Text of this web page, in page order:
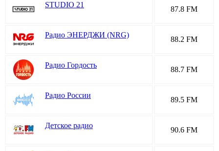
STUDIO 21
87.8 FM
Радио ЭНЕРДЖИ (NRG)
88.2 FM
Радио Гордость
88.7 FM
Радио России
89.5 FM
Детское радио
90.6 FM